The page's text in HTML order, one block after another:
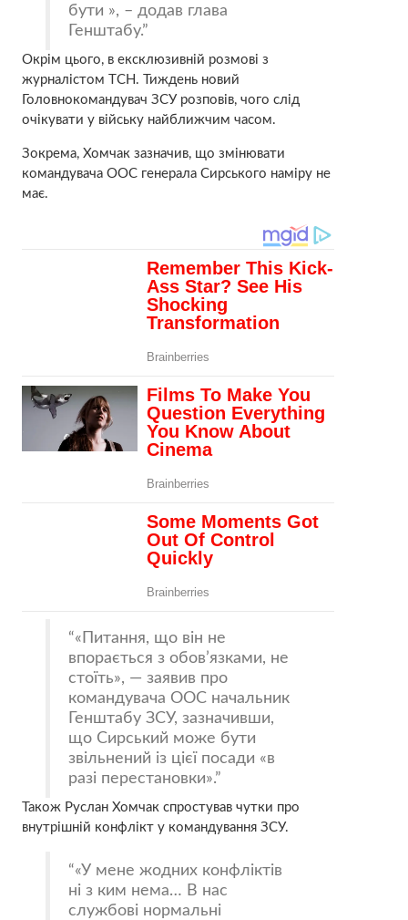
бути », – додав глава
Генштабу.
Окрім цього, в ексклюзивній розмові з
журналістом ТСН. Тиждень новий
Головнокомандувач ЗСУ розповів, чого слід
очікувати у війську найближчим часом.
Зокрема, Хомчак зазначив, що змінювати
командувача ООС генерала Сирського наміру не
має.
«Питання, що він не
впорається з обов’язками, не
стоїть», — заявив про
командувача ООС начальник
Генштабу ЗСУ, зазначивши,
що Сирський може бути
звільнений із цієї посади «в
разі перестановки».
Також Руслан Хомчак спростував чутки про
внутрішній конфлікт у командування ЗСУ.
«У мене жодних конфліктів
ні з ким нема… В нас
службові нормальні